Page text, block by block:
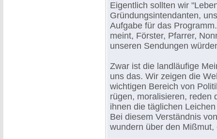
Eigentlich sollten wir
Gründungsintendanten,
Aufgabe für das
meint, Förster, Pfarrer,
unseren Sendungen
Zwar ist die landläufige
uns das. Wir zeigen die
wichtigen Bereich von
rügen, moralisieren, reden
ihnen die täglichen
Bei diesem Verständnis
wundern über den